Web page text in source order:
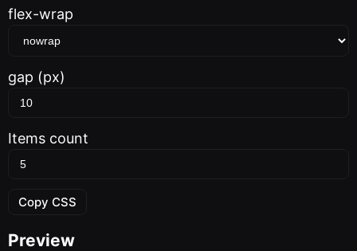
flex-wrap
gap (px)
Items count
Copy CSS
Preview